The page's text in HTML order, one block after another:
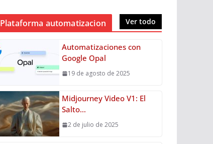
Plataforma automatizacion Ver todo
Automatizaciones con
Google Opal
19 de agosto de 2025
Midjourney Video V1: El
Salto…
2 de julio de 2025